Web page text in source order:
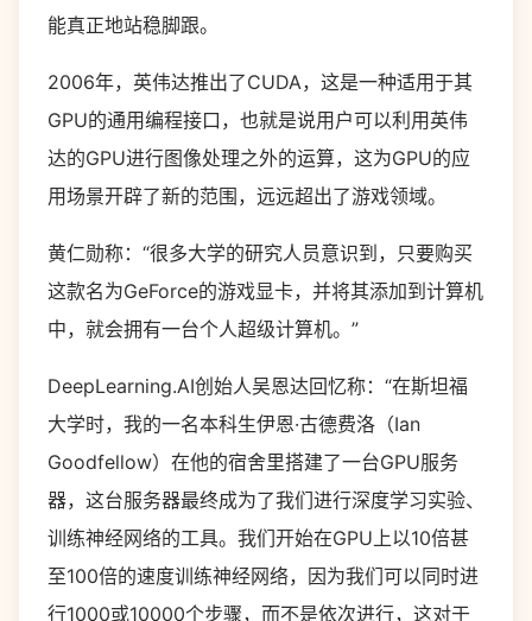
能真正地站稳脚跟。
2006年，英伟达推出了CUDA，这是一种适用于其
GPU的通用编程接口，也就是说用户可以利用英伟
达的GPU进行图像处理之外的运算，这为GPU的应
用场景开辟了新的范围，远远超出了游戏领域。
黄仁勋称：“很多大学的研究人员意识到，只要购买
这款名为GeForce的游戏显卡，并将其添加到计算机
中，就会拥有一台个人超级计算机。”
DeepLearning.AI创始人吴恩达回忆称：“在斯坦福
大学时，我的一名本科生伊恩·古德费洛（Ian
Goodfellow）在他的宿舍里搭建了一台GPU服务
器，这台服务器最终成为了我们进行深度学习实验、
训练神经网络的工具。我们开始在GPU上以10倍甚
至100倍的速度训练神经网络，因为我们可以同时进
行1000或10000个步骤，而不是依次进行，这对于